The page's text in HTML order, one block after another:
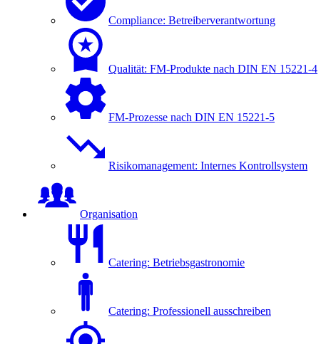
Compliance: Betreiberverantwortung
Qualität: FM-Produkte nach DIN EN 15221-4
FM-Prozesse nach DIN EN 15221-5
Risikomanagement: Internes Kontrollsystem
Organisation
Catering: Betriebsgastronomie
Catering: Professionell ausschreiben